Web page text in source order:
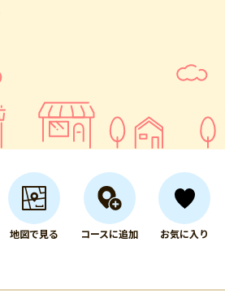
地図で見る コースに追加 お気に入り